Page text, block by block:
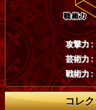
攻撃力 :
芸術力 :
戦術力 :
コレ